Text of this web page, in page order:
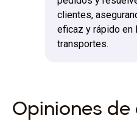
clientes,
eficaz y rápido en
transportes.
Opiniones de